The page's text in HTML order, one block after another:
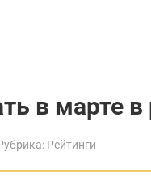
в марте в
Рейтинги